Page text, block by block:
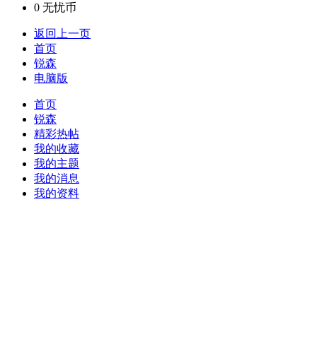
0 无忧币
返回上一页
首页
锐森
电脑版
首页
锐森
精彩热帖
我的收藏
我的主题
我的消息
我的资料